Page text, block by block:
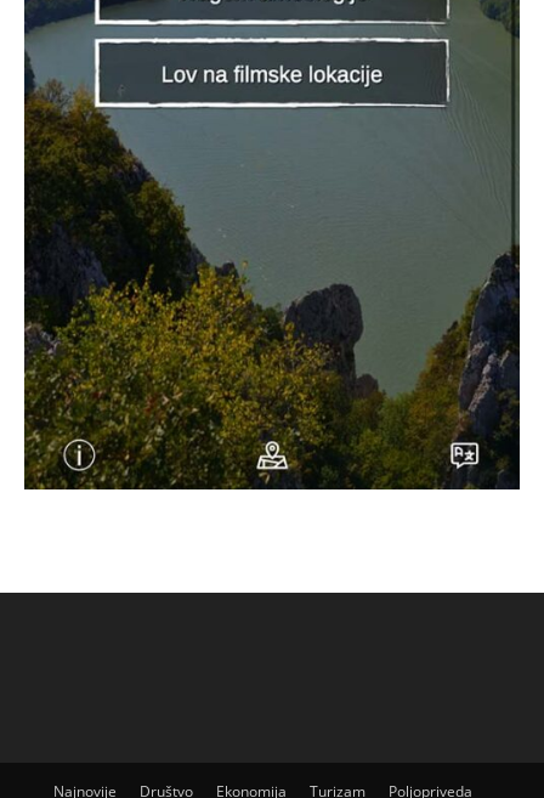
Najnovije Društvo Ekonomija Turizam Poljopriveda